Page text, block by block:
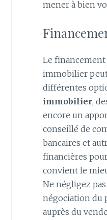
mener à bien
Le financement
immobilier
différentes
immobilier,
encore un
conseillé de
bancaires et
financières
convient le
Ne négligez
négociation du
auprès du